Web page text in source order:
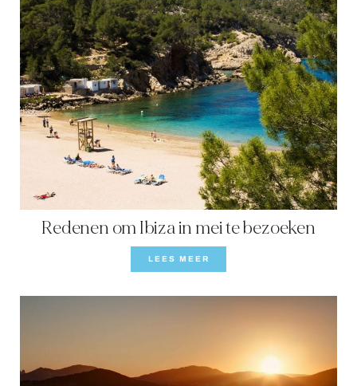
Redenen om Ibiza in mei te bezoeken
LEES MEER